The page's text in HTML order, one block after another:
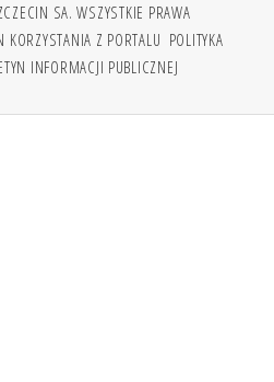
SA. WSZYSTKIE PRAWA
KORZYSTANIA Z PORTALU POLITYKA
INFORMACJI PUBLICZNEJ